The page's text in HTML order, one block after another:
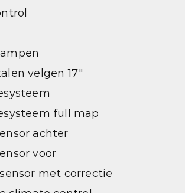
velgen 17"
full map
achter
voor
met correctie